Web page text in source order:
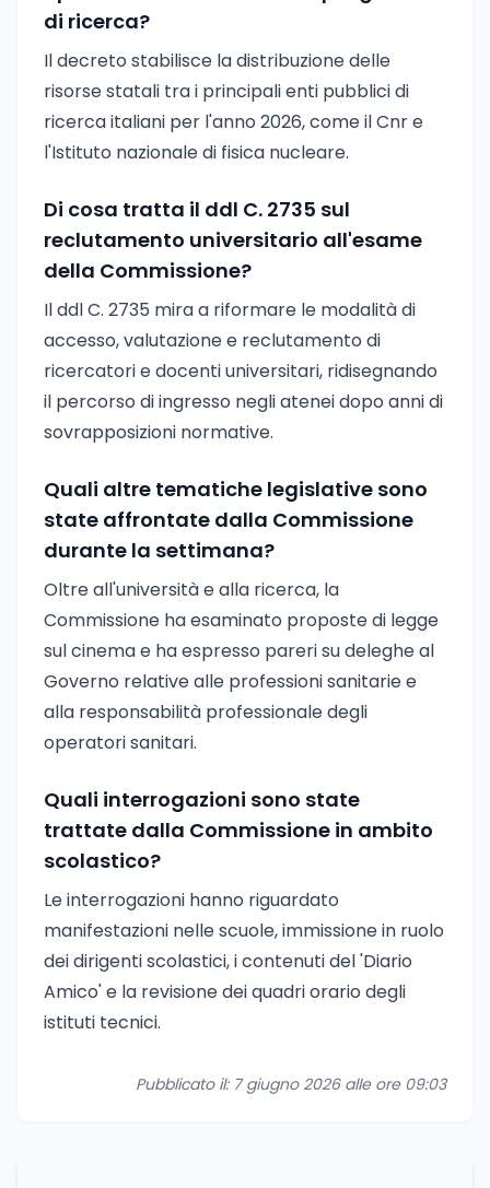
di ricerca?
Il decreto stabilisce la distribuzione delle
risorse statali tra i principali enti pubblici di
ricerca italiani per l'anno 2026, come il Cnr e
l'Istituto nazionale di fisica nucleare.
Di cosa tratta il ddl C. 2735 sul
reclutamento universitario all'esame
della Commissione?
Il ddl C. 2735 mira a riformare le modalità di
accesso, valutazione e reclutamento di
ricercatori e docenti universitari, ridisegnando
il percorso di ingresso negli atenei dopo anni di
sovrapposizioni normative.
Quali altre tematiche legislative sono
state affrontate dalla Commissione
durante la settimana?
Oltre all'università e alla ricerca, la
Commissione ha esaminato proposte di legge
sul cinema e ha espresso pareri su deleghe al
Governo relative alle professioni sanitarie e
alla responsabilità professionale degli
operatori sanitari.
Quali interrogazioni sono state
trattate dalla Commissione in ambito
scolastico?
Le interrogazioni hanno riguardato
manifestazioni nelle scuole, immissione in ruolo
dei dirigenti scolastici, i contenuti del 'Diario
Amico' e la revisione dei quadri orario degli
istituti tecnici.
Pubblicato il: 7 giugno 2026 alle ore 09:03